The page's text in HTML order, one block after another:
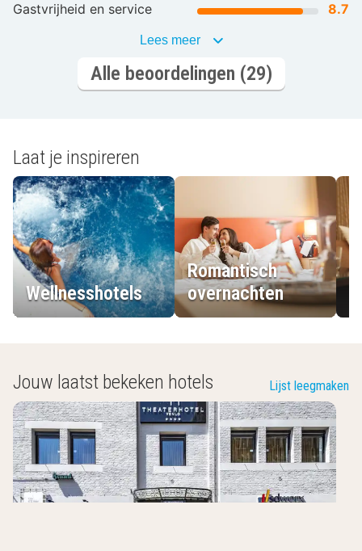
Gastvrijheid en service
8.7
Lees meer
Alle beoordelingen (29)
Laat je inspireren
Wellnesshotels
Romantisch
overnachten
Jouw laatst bekeken hotels Lijst leegmaken